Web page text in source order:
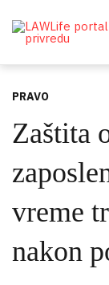
PRAVO
Zaštita
vreme
nakon